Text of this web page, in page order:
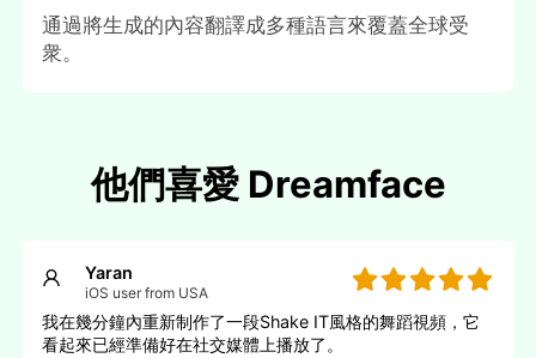
通過將生成的內容翻譯成多種語言來覆蓋全球受
衆。
他們喜愛 Dreamface
Yaran
iOS user from USA
我在幾分鐘內重新制作了一段Shake IT風格的舞蹈視頻，它
看起來已經準備好在社交媒體上播放了。